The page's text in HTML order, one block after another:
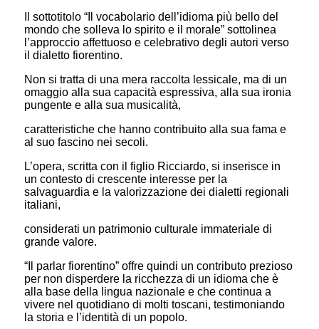
Il sottotitolo “Il vocabolario dell’idioma più bello del
mondo che solleva lo spirito e il morale” sottolinea
l’approccio affettuoso e celebrativo degli autori verso
il dialetto fiorentino.
Non si tratta di una mera raccolta lessicale, ma di un
omaggio alla sua capacità espressiva, alla sua ironia
pungente e alla sua musicalità,
caratteristiche che hanno contribuito alla sua fama e
al suo fascino nei secoli.
L’opera, scritta con il figlio Ricciardo, si inserisce in
un contesto di crescente interesse per la
salvaguardia e la valorizzazione dei dialetti regionali
italiani,
considerati un patrimonio culturale immateriale di
grande valore.
“Il parlar fiorentino” offre quindi un contributo prezioso
per non disperdere la ricchezza di un idioma che è
alla base della lingua nazionale e che continua a
vivere nel quotidiano di molti toscani, testimoniando
la storia e l’identità di un popolo.